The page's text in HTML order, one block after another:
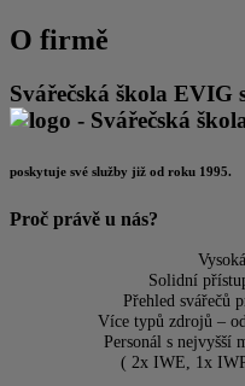
O firmě
Svářečská škola EVIG
poskytuje své služby již od roku 1995.
Proč právě u nás?
Solidní
Přehled svářečů
Více typů zdrojů –
Personál s nejvyšší
( 2x IWE, 1x